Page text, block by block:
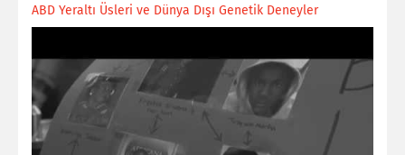
ABD Yeraltı Üsleri ve Dünya Dışı Genetik Deneyler